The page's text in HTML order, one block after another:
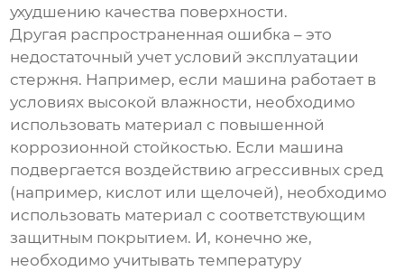
ухудшению качества поверхности.
Другая распространенная ошибка – это
недостаточный учет условий эксплуатации
стержня. Например, если машина работает в
условиях высокой влажности, необходимо
использовать материал с повышенной
коррозионной стойкостью. Если машина
подвергается воздействию агрессивных сред
(например, кислот или щелочей), необходимо
использовать материал с соответствующим
защитным покрытием. И, конечно же,
необходимо учитывать температуру